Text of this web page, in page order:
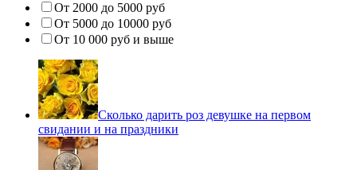
От 2000 до 5000 руб
От 5000 до 10000 руб
От 10 000 руб и выше
Сколько дарить роз девушке на первом
свидании и на праздники